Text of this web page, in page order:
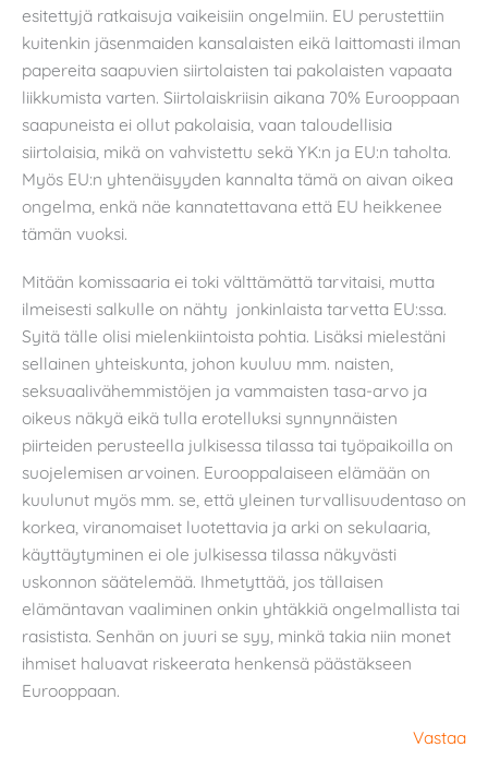
esitettyjä ratkaisuja vaikeisiin ongelmiin. EU perustettiin
kuitenkin jäsenmaiden kansalaisten eikä laittomasti ilman
papereita saapuvien siirtolaisten tai pakolaisten vapaata
liikkumista varten. Siirtolaiskriisin aikana 70% Eurooppaan
saapuneista ei ollut pakolaisia, vaan taloudellisia
siirtolaisia, mikä on vahvistettu sekä YK:n ja EU:n taholta.
Myös EU:n yhtenäisyyden kannalta tämä on aivan oikea
ongelma, enkä näe kannatettavana että EU heikkenee
tämän vuoksi.
Mitään komissaaria ei toki välttämättä tarvitaisi, mutta
ilmeisesti salkulle on nähty jonkinlaista tarvetta EU:ssa.
Syitä tälle olisi mielenkiintoista pohtia. Lisäksi mielestäni
sellainen yhteiskunta, johon kuuluu mm. naisten,
seksuaalivähemmistöjen ja vammaisten tasa-arvo ja
oikeus näkyä eikä tulla erotelluksi synnynnäisten
piirteiden perusteella julkisessa tilassa tai työpaikoilla on
suojelemisen arvoinen. Eurooppalaiseen elämään on
kuulunut myös mm. se, että yleinen turvallisuudentaso on
korkea, viranomaiset luotettavia ja arki on sekulaaria,
käyttäytyminen ei ole julkisessa tilassa näkyvästi
uskonnon säätelemää. Ihmetyttää, jos tällaisen
elämäntavan vaaliminen onkin yhtäkkiä ongelmallista tai
rasistista. Senhän on juuri se syy, minkä takia niin monet
ihmiset haluavat riskeerata henkensä päästäkseen
Eurooppaan.
Vastaa